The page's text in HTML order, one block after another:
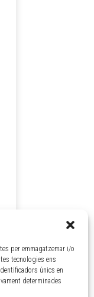
per emmagatzemar i/o
tecnologies ens
únics en
determinades